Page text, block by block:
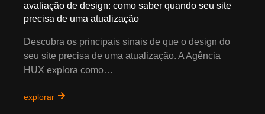
avaliação de design: como saber quando seu site
precisa de uma atualização
Descubra os principais sinais de que o design do
seu site precisa de uma atualização. A Agência
HUX explora como…
explorar